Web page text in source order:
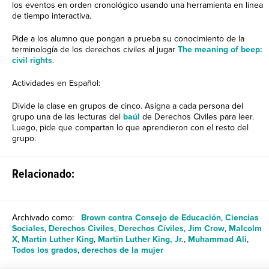
los eventos en orden cronológico usando una herramienta en línea
de tiempo interactiva.
Pide a los alumno que pongan a prueba su conocimiento de la
terminología de los derechos civiles al jugar The meaning of beep:
civil rights.
Actividades en Español:
Divide la clase en grupos de cinco. Asigna a cada persona del
grupo una de las lecturas del baúl de Derechos Civiles para leer.
Luego, pide que compartan lo que aprendieron con el resto del
grupo.
Relacionado:
Archivado como: Brown contra Consejo de Educación, Ciencias
Sociales, Derechos Civiles, Derechos Cíviles, Jim Crow, Malcolm
X, Martin Luther King, Martin Luther King, Jr., Muhammad Ali,
Todos los grados, derechos de la mujer